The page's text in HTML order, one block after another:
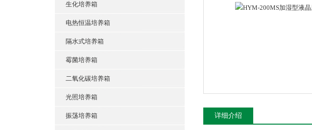
生化培养箱
电热恒温培养箱
隔水式培养箱
霉菌培养箱
二氧化碳培养箱
光照培养箱
振荡培养箱 详细介绍